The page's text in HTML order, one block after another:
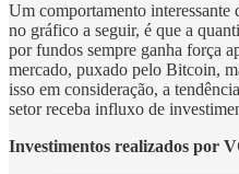
Um comportamento interessante
no gráfico a seguir, é que a
por fundos sempre ganha força
mercado, puxado pelo Bitcoin,
isso em consideração, a
setor receba influxo de
Investimentos realizados por